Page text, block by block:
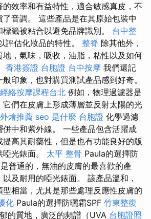
效率和有益特性，適合敏感真皮，不
音調。 這些產品是在其原始包裝中
籤被粘合以避免品牌識別。 台中整
評估化妝品的特性。 整脊 除其他外，
地，氣味，吸收，油脂，粘性以及如何
香港簽證 台胞證 台中按摩 我們還記
印象，也對購買測試產品感到好奇。
經絡按摩課程台北 例如，物理過濾器是
們在皮膚上形成薄層並反射太陽的光
燴推薦 seo 是什麼 台胞證 化學過濾
中和紫外線。 一些產品包含活躍成
高其耐藥性，但是也有功能良好的版
光錶面。 太平 整骨 Paula的選擇防
普通的，無油的皮膚的最喜歡的產
及耐用的啞光錶面。 該產品溫和，
相當，尤其是那些處理反應性皮膚的
化 Paula的選擇防曬霜SPF 竹東整復
的質地，廣泛的頻譜（UVA 台胞證照